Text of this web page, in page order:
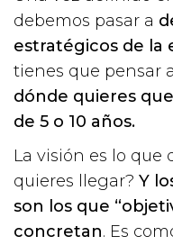
debemos pasar a
estratégicos de la
tienes que pensar
dónde quieres
de 5 o 10 años.
La visión es lo que
quieres llegar? Y
son los que
concretan. Es